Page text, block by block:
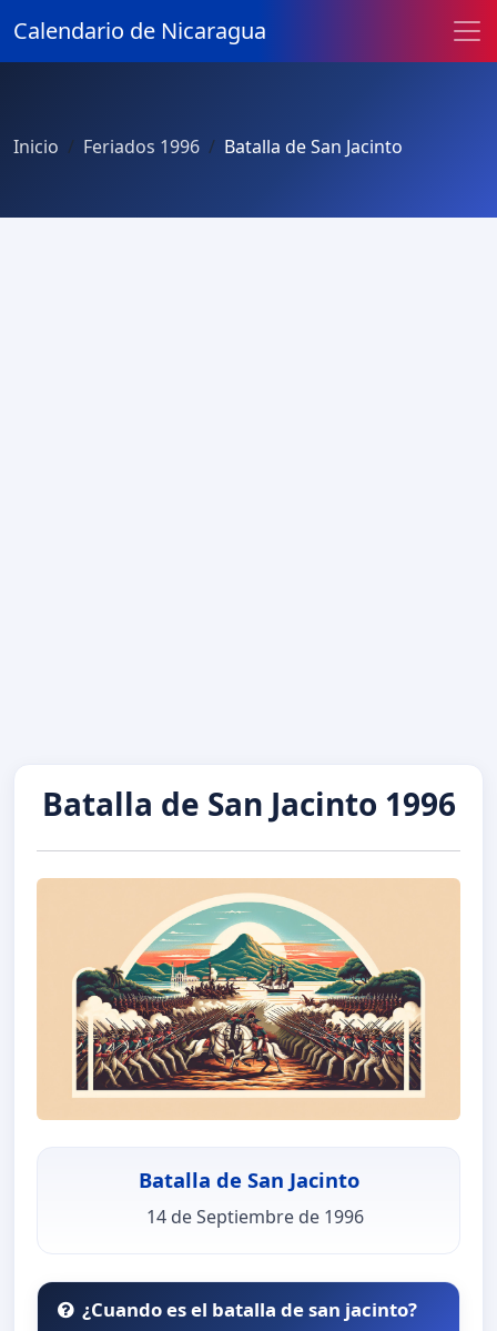
Calendario de Nicaragua
Inicio Feriados 1996 Batalla de San Jacinto
Batalla de San Jacinto 1996
Batalla de San Jacinto
14 de Septiembre de 1996
¿Cuando es el batalla de san jacinto?